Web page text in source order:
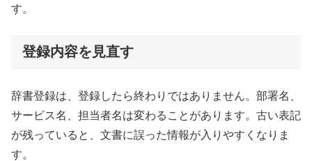
す。
登録内容を見直す
辞書登録は、登録したら終わりではありません。部署名、
サービス名、担当者名は変わることがあります。古い表記
が残っていると、文書に誤った情報が入りやすくなりま
す。